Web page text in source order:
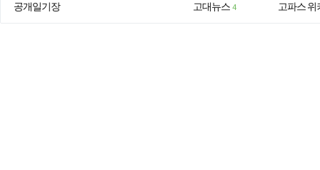
공개일기장 고대뉴스 4
고파스 위